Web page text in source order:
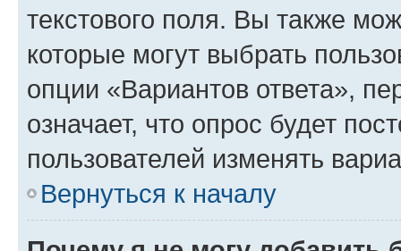
текстового поля. Вы также
которые могут выбрать
опции «Вариантов ответа»,
означает, что опрос будет
пользователей изменять
Вернуться к началу